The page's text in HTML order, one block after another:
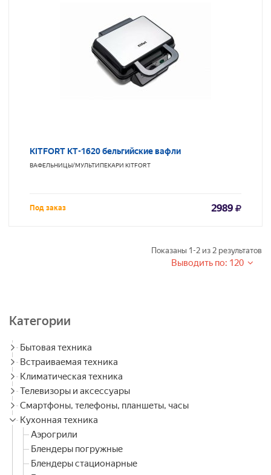
KITFORT KT-1620 бельгийские вафли
ВАФЕЛЬНИЦЫ/МУЛЬТИПЕКАРИ KITFORT
Под заказ 2989
Показаны 1-2 из 2 результатов
Выводить по: 120
Категории
Бытовая техника
Встраиваемая техника
Климатическая техника
Телевизоры и аксессуары
Смартфоны, телефоны, планшеты, часы
Кухонная техника
Аэрогрили
Блендеры погружные
Блендеры стационарные